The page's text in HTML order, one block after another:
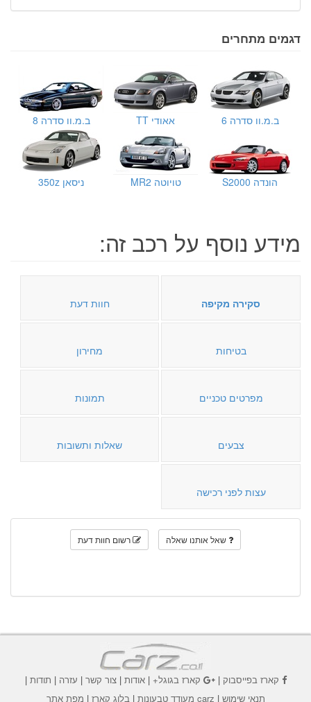
דגמים מתחרים
ב.מ.וו סדרה 6 אאודי TT ב.מ.וו סדרה 8
הונדה S2000 טויוטה MR2 ניסאן 350z
מידע נוסף על רכב זה:
סקירה מקיפה חוות דעת
בטיחות מחירון
מפרטים טכניים תמונות
צבעים שאלות ותשובות
עצות לפני רכישה
שאל אותנו שאלה רשום חוות דעת
קארז בפייסבוק| קארז בגוגל+|אודות |צור קשר | עזרה | תודות |
תנאי שימוש | carz מעודד טבעונות | בלוג קארז | מפת אתר